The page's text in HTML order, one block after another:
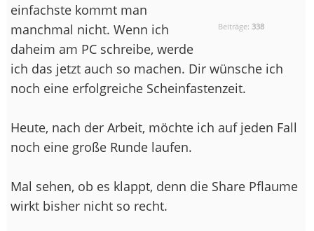
Beiträge:338
einfachste kommt man
manchmal nicht. Wenn ich
daheim am PC schreibe, werde
ich das jetzt auch so machen. Dir wünsche ich
noch eine erfolgreiche Scheinfastenzeit.
Heute, nach der Arbeit, möchte ich auf jeden Fall
noch eine große Runde laufen.
Mal sehen, ob es klappt, denn die Share Pflaume
wirkt bisher nicht so recht.